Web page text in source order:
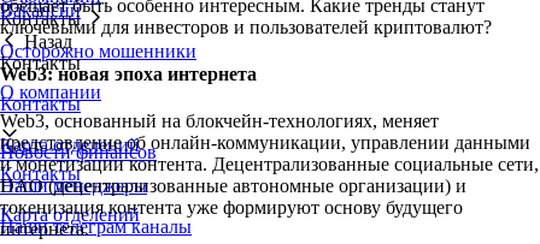
Контакты
Назад
Контакты
Контакты
Карта отделений
Наши менеджеры
Наши телеграм каналы
Вакансии
Осторожно мошенники
О компании
Новости финансов
Контакты
Карта отделений
обещает быть особенно интересным. Какие тренды станут
ключевыми для инвесторов и пользователей криптовалют?
Web3: новая эпоха интернета
Web3, основанный на блокчейн-технологиях, меняет
представление об онлайн-коммуникации, управлении данными
и монетизации контента. Децентрализованные социальные сети,
DAO (децентрализованные автономные организации) и
токенизация контента уже формируют основу будущего
интернета.